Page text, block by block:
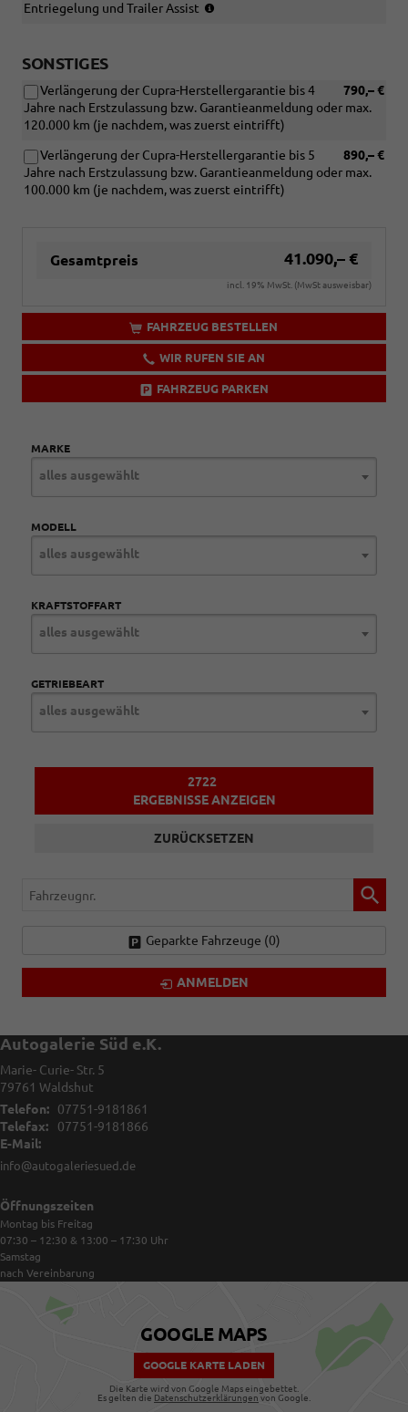
Entriegelung und Trailer Assist
Intelligent
Drive
Paket
[P22]
Cupra
Formentor
SONSTIGES
790,– €
Verlängerung der Cupra-Herstellergarantie bis 4
Jahre nach Erstzulassung bzw. Garantieanmeldung oder max.
120.000 km (je nachdem, was zuerst eintrifft)
890,– €
Verlängerung der Cupra-Herstellergarantie bis 5
Jahre nach Erstzulassung bzw. Garantieanmeldung oder max.
100.000 km (je nachdem, was zuerst eintrifft)
Gesamtpreis 41.090,– €
incl. 19% MwSt. (MwSt ausweisbar)
FAHRZEUG BESTELLEN
WIR RUFEN SIE AN
FAHRZEUG PARKEN
MARKE
alles ausgewählt
MODELL
alles ausgewählt
KRAFTSTOFFART
alles ausgewählt
GETRIEBEART
alles ausgewählt
2722
ERGEBNISSE ANZEIGEN
ZURÜCKSETZEN
Fahrzeugnr.
Geparkte Fahrzeuge (0)
ANMELDEN
Autogalerie Süd e.K.
Marie- Curie- Str. 5
79761 Waldshut
Telefon:
07751-9181861
Telefax:
07751-9181866
E-Mail:
info@autogaleriesued.de
Öffnungszeiten
Montag bis Freitag
07:30 – 12:30 & 13:00 – 17:30 Uhr
Samstag
nach Vereinbarung
GOOGLE MAPS
GOOGLE KARTE LADEN
Die Karte wird von Google Maps eingebettet.
Es gelten die Datenschutzerklärungen von Google.